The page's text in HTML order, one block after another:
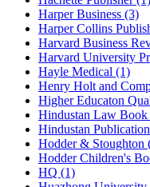
Harper Business (3)
Harper Collins
Harvard Business
Harvard University
Hayle Medical (1)
Henry Holt and
Higher Educaton
Hindustan Law
Hindustan
Hodder & Stoughton
Hodder Children's
HQ (1)